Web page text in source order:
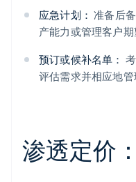
应急计划： 准备后
产能力或管理客户期
预订或候补名单：
评估需求并相应地管
渗透定价